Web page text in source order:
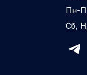
Пн-
Сб,